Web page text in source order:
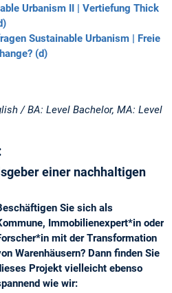
Urbanism II | Vertiefung Thick
Sustainable Urbanism | Freie
(d)
/ BA: Level Bachelor, MA: Level
einer nachhaltigen
Sie sich als
Immobilienexpert*in oder
mit der Transformation
Warenhäusern? Dann finden Sie
Projekt vielleicht ebenso
wie wir: